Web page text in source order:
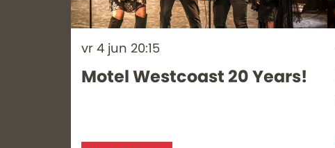
Motel Westcoast 20 Years!
vr 4 jun 20:15